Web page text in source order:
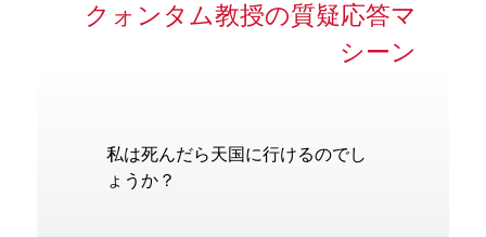
クォンタム教授の質疑応答マ
シーン
私は死んだら天国に行けるのでし
ょうか？